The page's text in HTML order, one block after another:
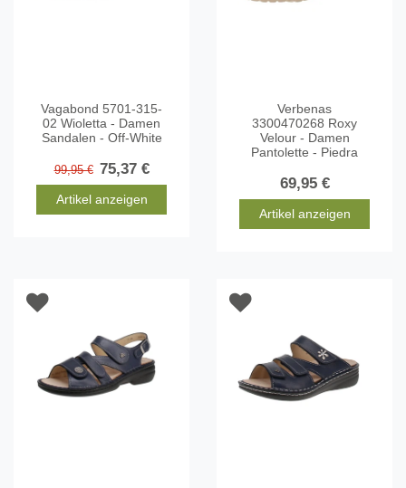
Vagabond 5701-315-
02 Wioletta - Damen
Sandalen - Off-White
99,95 € 75,37 €
Artikel anzeigen
Verbenas
3300470268 Roxy
Velour - Damen
Pantolette - Piedra
69,95 €
Artikel anzeigen